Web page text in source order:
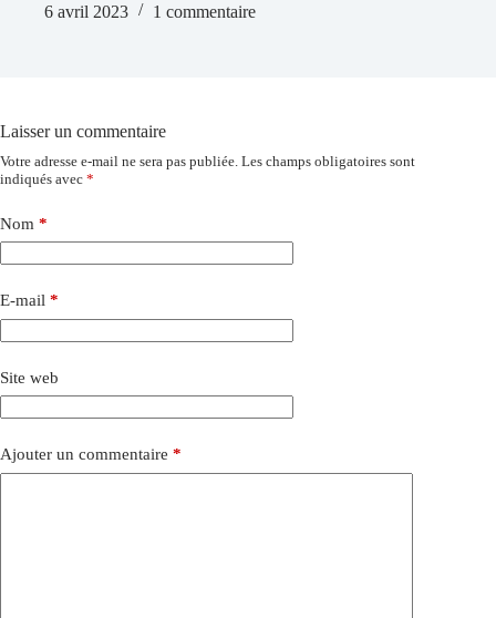
6 avril 2023
1 commentaire
Laisser un commentaire
Votre adresse e-mail ne sera pas publiée. Les champs obligatoires sont
indiqués avec *
Nom *
E-mail *
Site web
Ajouter un commentaire *